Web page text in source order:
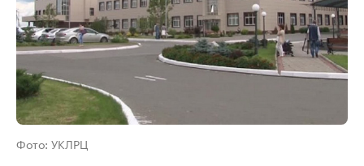
Фото: УКЛРЦ